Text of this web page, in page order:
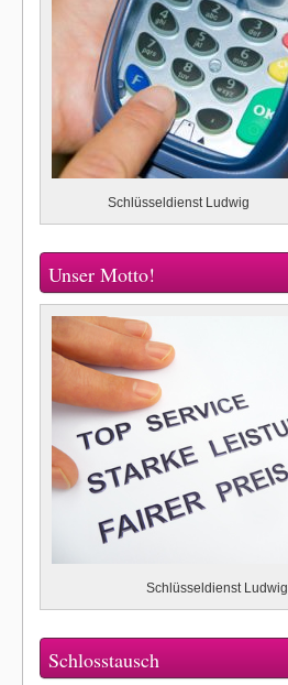
Schlüsseldienst Ludwig
Unser Motto!
Schlüsseldienst Ludwig
Schlosstausch